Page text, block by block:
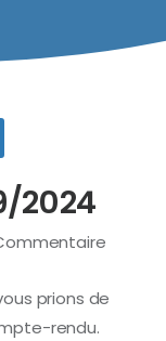
2024
prions de
rendu.